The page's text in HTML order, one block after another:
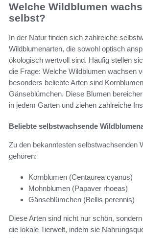
Welche Wildblumen
selbst?
In der Natur finden sich zahlreiche
Wildblumenarten, die sowohl optisch
ökologisch wertvoll sind. Häufig stellen
die Frage: Welche Wildblumen wachsen
besonders beliebte Arten sind
Gänseblümchen. Diese Blumen
in jedem Garten und ziehen zahlreiche
Beliebte selbstwachsende
Zu den bekanntesten selbstwachsenden
gehören:
Kornblumen (Centaurea cyanus)
Mohnblumen (Papaver rhoeas)
Gänseblümchen (Bellis perennis)
Diese Arten sind nicht nur schön,
die lokale Tierwelt, indem sie